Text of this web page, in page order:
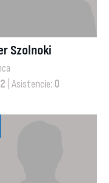
Szolnoki
2 | Asistencie: 0